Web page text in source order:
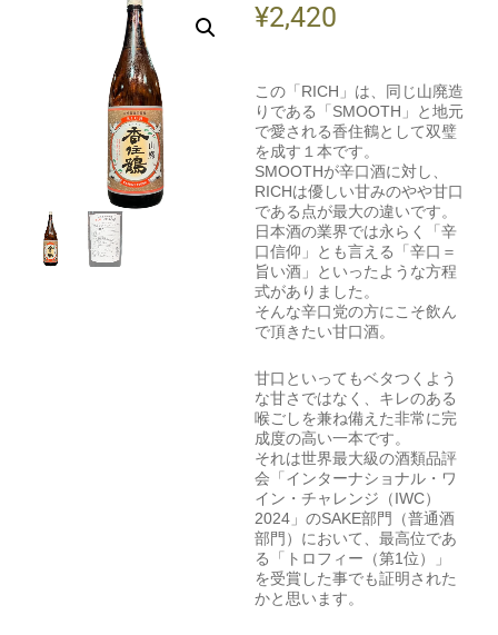
¥2,420
この「RICH」は、同じ山廃造
りである「SMOOTH」と地元
で愛される香住鶴として双璧
を成す１本です。
SMOOTHが辛口酒に対し、
RICHは優しい甘みのやや甘口
である点が最大の違いです。
日本酒の業界では永らく「辛
口信仰」とも言える「辛口＝
旨い酒」といったような方程
式がありました。
そんな辛口党の方にこそ飲ん
で頂きたい甘口酒。
甘口といってもベタつくよう
な甘さではなく、キレのある
喉ごしを兼ね備えた非常に完
成度の高い一本です。
それは世界最大級の酒類品評
会「インターナショナル・ワ
イン・チャレンジ（IWC）
2024」のSAKE部門（普通酒
部門）において、最高位であ
る「トロフィー（第1位）」
を受賞した事でも証明された
かと思います。